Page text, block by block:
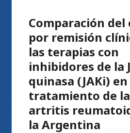
Comparación del
por remisión
las terapias con
inhibidores de la
quinasa (JAKi)
tratamiento de la
artritis
la Argentina